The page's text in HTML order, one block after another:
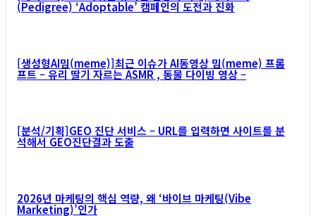
(Pedigree) ‘Adoptable’ 캠페인의 도전과 진화
[생성형AI밈(meme)]최근 이슈가 AI동영상 밈(meme) 프롬
프트 – 유리 딸기 자르는 ASMR , 동물 다이빙 영상 –
[분석/기획]GEO 진단 서비스 – URL를 입력하면 사이트를 분
석해서 GEO진단결과 도출
2026년 마케팅의 핵심 역량, 왜 ‘바이브 마케팅(Vibe
Marketing)’인가